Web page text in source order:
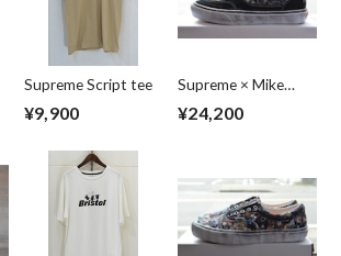
Supreme Script tee
¥9,900
Supreme × Mike
Cab
¥24,200